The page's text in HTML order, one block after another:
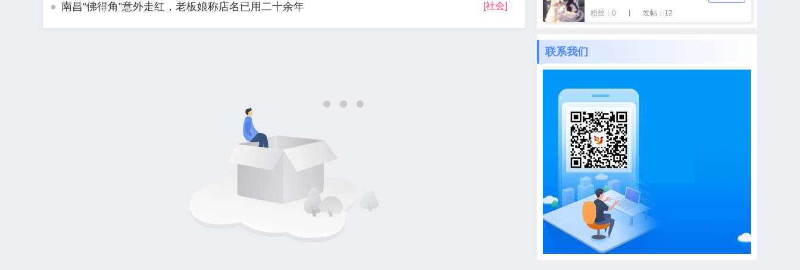
● 南昌“佛得角”意外走红，老板娘称店名已用二十余年 [社会]
粉丝：0 发帖：12
联系我们